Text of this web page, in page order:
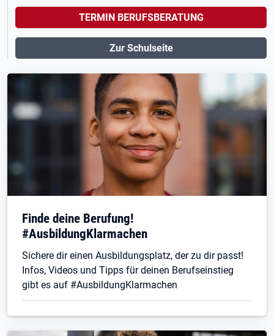
TERMIN BERUFSBERATUNG
Zur Schulseite
Finde deine Berufung!
#AusbildungKlarmachen
Sichere dir einen Ausbildungsplatz, der zu dir passt!
Infos, Videos und Tipps für deinen Berufseinstieg
gibt es auf #AusbildungKlarmachen